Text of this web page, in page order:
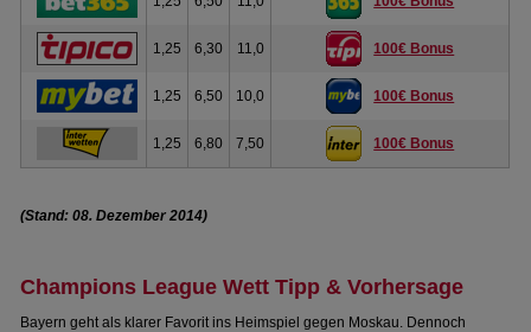
1,25 6,30 11,0 100€ Bonus
1,25 6,50 10,0 100€ Bonus
1,25 6,80 7,50 100€ Bonus
(Stand: 08. Dezember 2014)
Champions League Wett Tipp & Vorhersage
Bayern geht als klarer Favorit ins Heimspiel gegen Moskau. Dennoch